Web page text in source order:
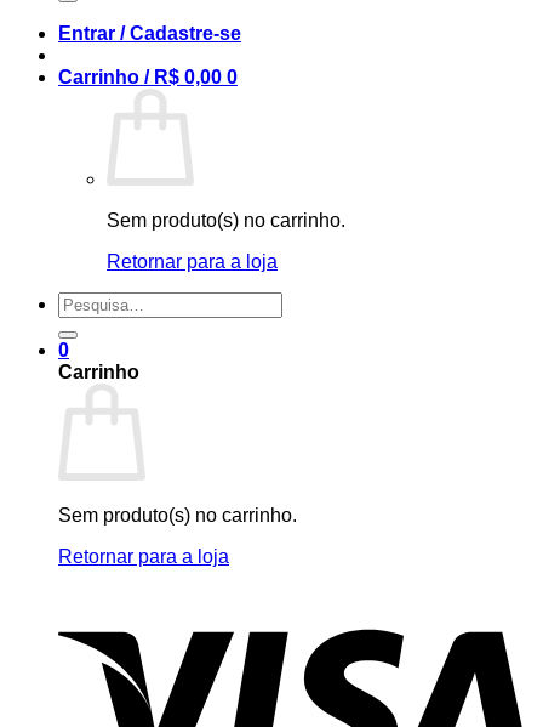
Entrar / Cadastre-se
Carrinho / R$ 0,00 0
Sem produto(s) no carrinho.
Retornar para a loja
Pesquisar
por:
0
Carrinho
Sem produto(s) no carrinho.
Retornar para a loja